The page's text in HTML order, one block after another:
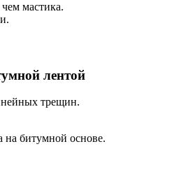
мастика.
лентой
трещин.
на битумной основе.